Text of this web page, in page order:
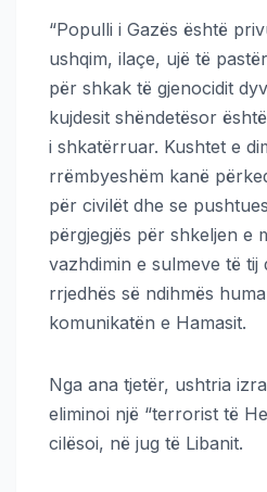
“Populli i Gazës është
ushqim, ilaçe, ujë të
për shkak të gjenocidit
kujdesit shëndetësor
i shkatërruar. Kushtet e
rrëmbyeshëm kanë
për civilët dhe se
përgjegjës për shkeljen e
vazhdimin e sulmeve të tij
rrjedhës së ndihmës
komunikatën e Hamasit.
Nga ana tjetër, ushtria
eliminoi një “terrorist të
cilësoi, në jug të Libanit.